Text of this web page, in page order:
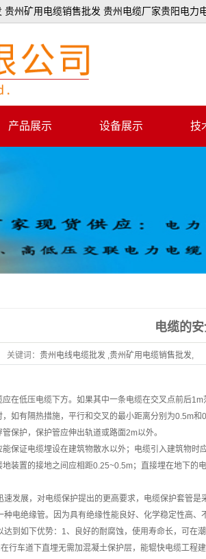
州矿用电缆销售批发 贵州电缆厂家贵阳电力
产品展示
矿用电缆系列
设备展示 技
电缆的
关键词： 贵州电线电缆批发 ,贵州矿用电缆销售批发,
在低压电缆下方。如果其中一条电缆在交叉点前后
如有隔热措施，平行和交叉的最小距离分别为0.5m和
保护，保护管应伸出轨道或路面2m以外。
保证电缆埋设在建筑物散水以外；电缆引入建筑物时
装置的接地之间应相距0.25~0.5m；直接埋在地下的
速发展，对电缆保护提出的更高要求，电缆保护套管
电绝缘管。因为具有绝缘性能良好、化学稳定性高、
达到如下优势：1、良好的耐腐蚀，使用寿命长，可
行车道下直埋无需加混凝土保护层，能辊快电缆工